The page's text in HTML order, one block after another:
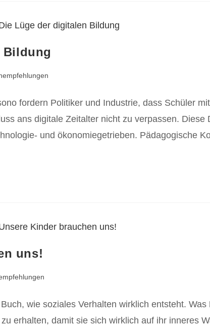
Bildung
fordern Politiker und Industrie, dass Schüler
ans digitale Zeitalter nicht zu verpassen. Diese
und ökonomiegetrieben. Pädagogische
uns!
wie soziales Verhalten wirklich entsteht. Was
erhalten, damit sie sich wirklich auf ihr inneres